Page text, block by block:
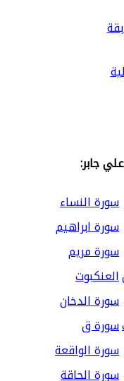
جابر:
سورة النساء
سورة ابراهيم
سورة مريم
العنكبوت
سورة الدخان
سورة ق
سورة الواقعة
سورة الحاقة